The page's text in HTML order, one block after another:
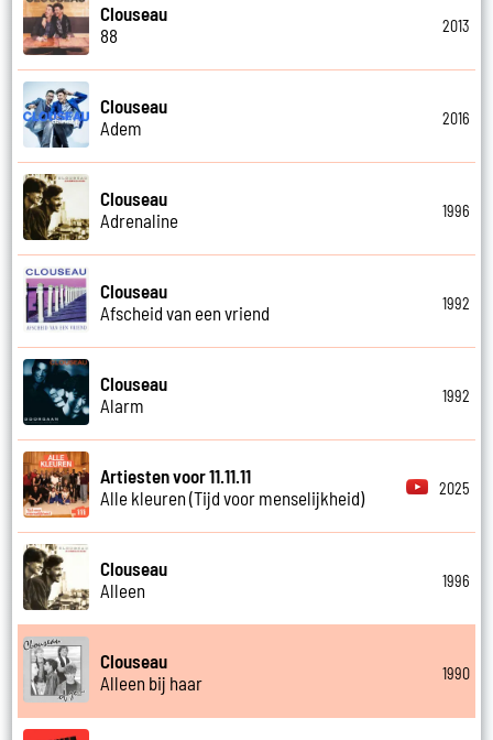
Clouseau
88
2013
Clouseau
Adem
2016
Clouseau
Adrenaline
1996
Clouseau
Afscheid van een vriend
1992
Clouseau
Alarm
1992
Artiesten voor 11.11.11
Alle kleuren (Tijd voor menselijkheid)
2025
Clouseau
Alleen
1996
Clouseau
Alleen bij haar
1990